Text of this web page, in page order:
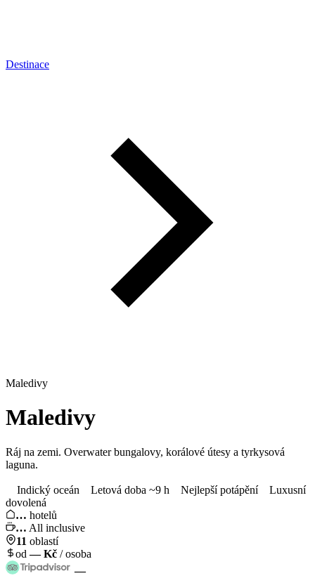
Destinace
Maledivy
Maledivy
Ráj na zemi. Overwater bungalovy, korálové útesy a tyrkysová
laguna.
Indický oceán Letová doba ~9 h Nejlepší potápění
Luxusní
dovolená
… hotelů
… All inclusive
11 oblastí
od—Kč / osoba
—